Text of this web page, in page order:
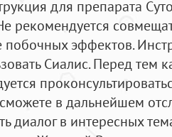
для препарата
рекомендуется
эффектов.
Сиалис. Перед тем
сможете в дальнейшем
диалог в интересных